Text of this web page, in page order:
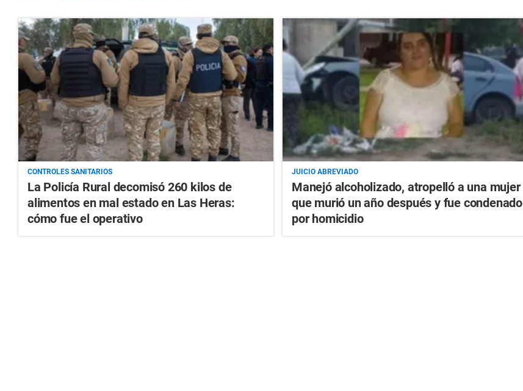
CONTROLES SANITARIOS
La Policía Rural decomisó 260 kilos de
alimentos en mal estado en Las Heras:
cómo fue el operativo
JUICIO ABREVIADO
Manejó alcoholizado, atropelló a una mujer
que murió un año después y fue condenado
por homicidio